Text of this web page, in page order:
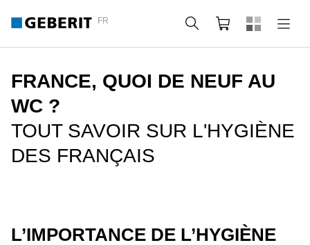
FR Rechercher
Panier
FRANCE, QUOI DE NEUF AU
WC ?
TOUT SAVOIR SUR L'HYGIÈNE
DES FRANÇAIS
L’IMPORTANCE DE L’HYGIÈNE